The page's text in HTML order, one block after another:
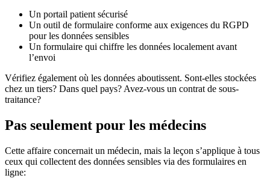
Un portail patient sécurisé
Un outil de formulaire conforme aux exigences du RGPD
pour les données sensibles
Un formulaire qui chiffre les données localement avant
l’envoi
Vérifiez également où les données aboutissent. Sont-elles stockées
chez un tiers? Dans quel pays? Avez-vous un contrat de sous-
traitance?
Pas seulement pour les médecins
Cette affaire concernait un médecin, mais la leçon s’applique à tous
ceux qui collectent des données sensibles via des formulaires en
ligne: